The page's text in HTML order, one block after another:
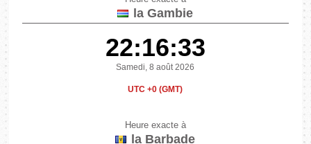
la Gambie
22:16:33
Samedi, 8 août 2026
UTC +0 (GMT)
Heure exacte à
la Barbade